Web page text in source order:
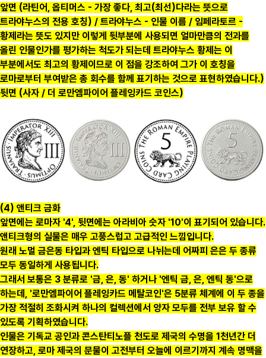
앞면 (라틴어, 옵티머스 - 가장 좋다, 최고(최선)다라는 뜻으로
트라야누스의 전용 호칭) / 트라야누스 - 인물 이름 / 임페라토르 -
황제라는 뜻도 있지만 이렇게 뒷부분에 사용되면 얼마만큼의 전과를
올린 인물인가를 평가하는 척도가 되는데 트라야누스 황제는 이
부분에서도 최고의 황제이므로 이 점을 강조하여 그가 이 호칭을
로마로부터 부여받은 총 회수를 함께 표기하는 것으로 표현하였습니다.)
뒷면 (사자 / 더 로만엠파이어 플레잉카드 코인스)
(4) 앤티크 금화
앞면에는 로마자 '4', 뒷면에는 아라비아 숫자 '10'이 표기되어 있습니다.
앤티크형의 실물은 매우 고풍스럽고 고급적인 느낌입니다.
원래 노멀 금은동 타입과 엔틱 타입으로 나뉘는데 어짜피 은은 두 종류
모두 동일하게 사용됩니다.
그래서 보통은 3 분류로 '금, 은, 동' 하거나 '엔틱 금, 은, 엔틱 동'으로
하는데, '로만엠파이어 플레잉카드 메탈코인'은 5분류 체계에 이 두 종을
가장 적절히 조화시켜 하나의 컬렉션에서 양자 모두를 전부 보유 할 수
있도록 기획하였습니다.
인물은 기독교 공인과 콘스탄티노플 천도로 제국의 수명을 1천년간 더
연장하고, 로마 제국의 문물이 고전부터 오늘에 이르기까지 계속 명맥을